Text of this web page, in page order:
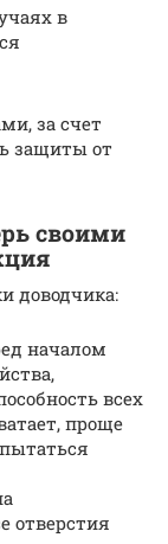
в
за счет
защиты от
своими
доводчика:
началом
всех
проще
отверстия